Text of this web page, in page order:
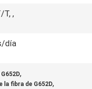
T, ,
día
,
la fibra de G652D,